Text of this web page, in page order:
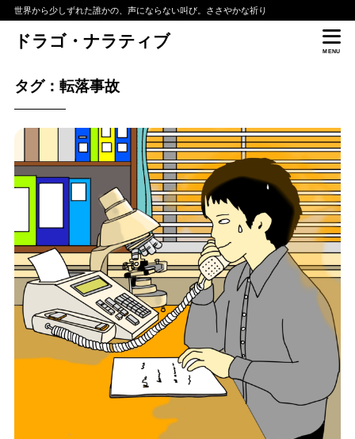
世界から少しずれた誰かの、声にならない叫び。ささやかな祈り
ドラゴ・ナラティブ
MENU
タグ：転落事故